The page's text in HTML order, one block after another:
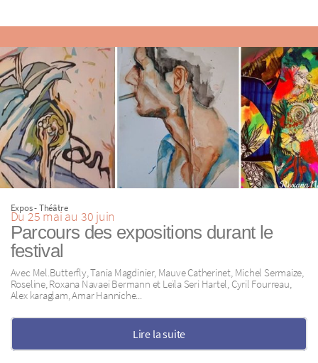
Expos - Théâtre
Du 25 mai au 30 juin
Parcours des expositions durant le
festival
Avec Mel.Butterfly, Tania Magdinier, Mauve Catherinet, Michel Sermaize,
Roseline, Roxana Navaei Bermann et Leïla Seri Hartel, Cyril Fourreau,
Alex karaglam, Amar Hanniche...
Lire la suite